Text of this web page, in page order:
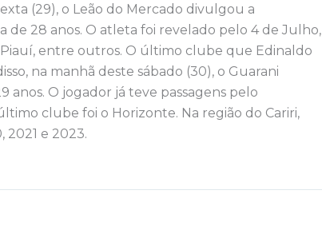
(29), o Leão do Mercado divulgou a
de 28 anos. O atleta foi revelado pelo 4 de Julho,
Piauí, entre outros. O último clube que Edinaldo
na manhã deste sábado (30), o Guarani
anos. O jogador já teve passagens pelo
clube foi o Horizonte. Na região do Cariri,
2021 e 2023.